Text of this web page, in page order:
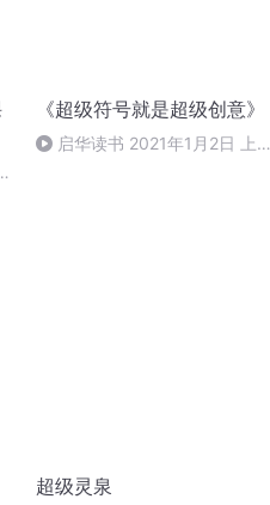
《超级符号就是超级创意》
启华读书 2021年1月2日 上午
超级灵泉